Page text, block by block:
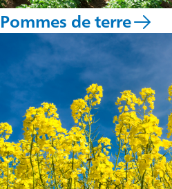
Pommes de terre